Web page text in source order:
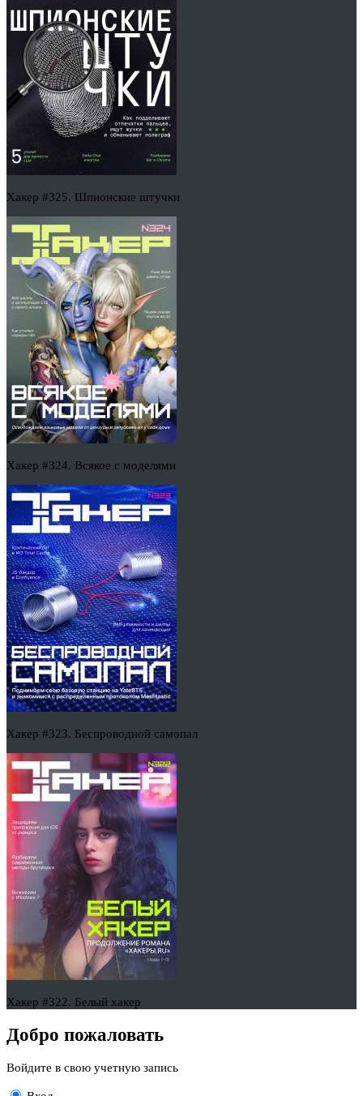
Хакер #325. Шпионские штучки
Хакер #324. Всякое с моделями
Хакер #323. Беспроводной самопал
Хакер #322. Белый хакер
Добро пожаловать
Войдите в свою учетную запись